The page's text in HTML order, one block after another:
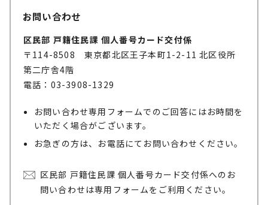
お問い合わせ
区民部 戸籍住民課 個人番号カード交付係
〒114-8508 東京都北区王子本町1-2-11 北区役所
第二庁舎4階
電話：03-3908-1329
お問い合わせ専用フォームでのご回答にはお時間を
いただく場合がございます。
お急ぎの方は、お電話にてお問い合わせください。
区民部 戸籍住民課 個人番号カード交付係へのお
問い合わせは専用フォームをご利用ください。